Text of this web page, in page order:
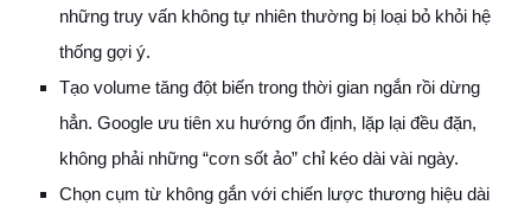
những truy vấn không tự nhiên thường bị loại bỏ khỏi hệ
thống gợi ý.
Tạo volume tăng đột biến trong thời gian ngắn rồi dừng
hẳn. Google ưu tiên xu hướng ổn định, lặp lại đều đặn,
không phải những “cơn sốt ảo” chỉ kéo dài vài ngày.
Chọn cụm từ không gắn với chiến lược thương hiệu dài